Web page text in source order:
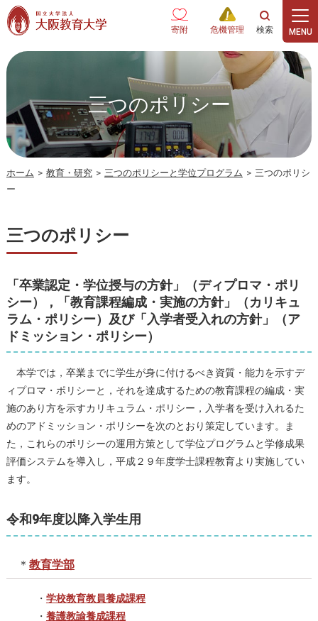
本文へ
寄附 危機管理
三つのポリシー
ホーム > 教育・研究 > 三つのポリシーと学位プログラム > 三つのポリシ
ー
三つのポリシー
「卒業認定・学位授与の方針」（ディプロマ・ポリ
シー），「教育課程編成・実施の方針」（カリキュ
ラム・ポリシー）及び「入学者受入れの方針」（ア
ドミッション・ポリシー）
本学では，卒業までに学生が身に付けるべき資質・能力を示すデ
ィプロマ・ポリシーと，それを達成するための教育課程の編成・実
施のあり方を示すカリキュラム・ポリシー，入学者を受け入れるた
めのアドミッション・ポリシーを次のとおり策定しています。ま
た，これらのポリシーの運用方策として学位プログラムと学修成果
評価システムを導入し，平成２９年度学士課程教育より実施してい
ます。
令和9年度以降入学生用
＊ 教育学部
・ 学校教育教員養成課程
・ 養護教諭養成課程